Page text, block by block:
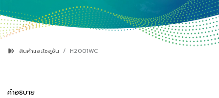
สินค้าและโซลูชัน H2001WC
คำอธิบาย